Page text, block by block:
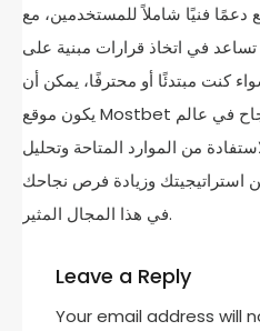
دعمًا فنيًا شاملاً للمستخدمين، مع
تساعد في اتخاذ قرارات مبنية على
كنت مبتدئًا أو محترفًا، يمكن أن
يكون موقع Mostbet هو خيارك الأمثل لتحقيق النجاح في عالم
من الموارد المتاحة وتحليل
استراتيجيتك وزيادة فرص نجاحك
في هذا المجال المثير.
Leave a Reply
Your email address will